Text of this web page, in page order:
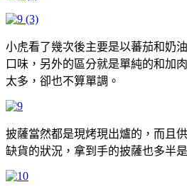
小虎看了幾次後主要是以蕃茄和奶
口味，另外的區分就是單純的和加
太多，卻也不算單調。
披薩當然都是現烤現出爐的，而且
缺貨的狀況，拿到手的披薩也多半